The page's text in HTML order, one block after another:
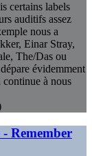
certains labels
auditifs assez
nous a
Einar Stray,
The/Das ou
évidemment
à nous
Remember